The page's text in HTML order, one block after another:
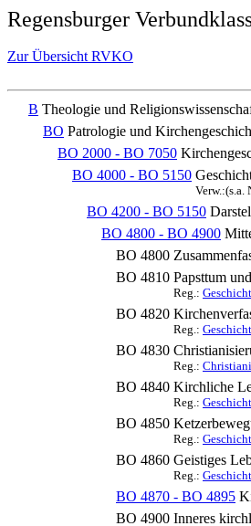
Regensburger
Zur Übersicht RVKO
B Theologie und
BO Patrologie und
BO 2000 - BO 7050
BO 4000 - BO 5150
Verw.:(s.a.
BO 4200 - BO 5150
BO 4800 - BO 4900
BO 4800
BO 4810 Papsttum
Reg.:
BO 4820
Reg.:
BO 4830
Reg.:
BO 4840 Kirchliche
Reg.:
BO 4850
Reg.:
BO 4860 Geistiges
Reg.:
BO 4870 - BO 4895
BO 4900 Inneres